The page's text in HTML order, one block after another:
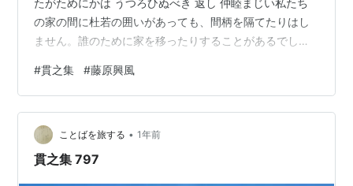
たがためにかは うつろひぬべき 返し 仲睦まじい私たち
の家の間に杜若の囲いがあっても、間柄を隔てたりはし
ません。誰のために家を移ったりすることがあるでしょ
おきかぜ）からの返歌。次の 799 には、さらに歌を返し
た貫之の詠歌が採録されています。 ランキング参加中言
葉を紡ぐ人たち ランキング参加中はてな文芸部 新潮日本
古典集成〈新装版〉 土佐日記 貫之集 (新潮日本古典集成
新装版) 新潮社 Amazon
#貫之集 #藤原興風
ことばを旅する • 1年前
貫之集 797